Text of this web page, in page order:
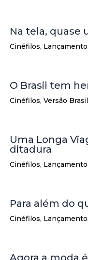
Na tela, quase
Cinéfilos,
O Brasil tem
Cinéfilos, Versão
Uma Longa
ditadura
Cinéfilos,
Para além do
Cinéfilos,
Agora a moda